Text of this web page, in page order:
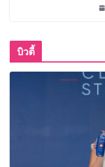
บิวตี้